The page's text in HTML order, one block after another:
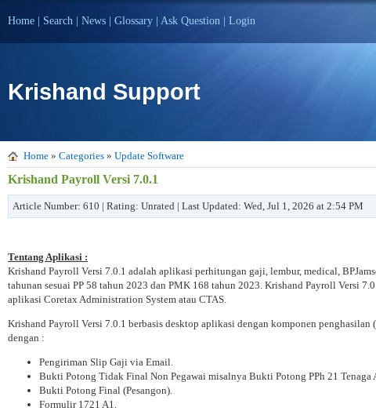
Home Search News Glossary Ask Question Login
Krishand Support
Home » Categories » Update Software
Krishand Payroll Versi 7.0.1
Article Number: 610 | Rating: Unrated | Last Updated: Wed, Jul 1, 2026 at 2:54 PM
Tentang Aplikasi :
Krishand Payroll Versi 7.0.1 adalah aplikasi perhitungan gaji, lembur, medical,
tahunan sesuai PP 58 tahun 2023 dan PMK 168 tahun 2023. Krishand Payroll Versi
aplikasi Coretax Administration System atau CTAS.
Krishand Payroll Versi 7.0.1 berbasis desktop aplikasi dengan komponen
dengan :
Pengiriman Slip Gaji via Email.
Bukti Potong Tidak Final Non Pegawai misalnya Bukti Potong PPh 21
Bukti Potong Final (Pesangon).
Formulir 1721 A1.